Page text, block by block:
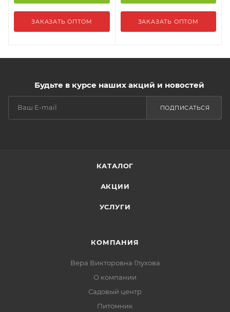
ЗАКАЗАТЬ ОПТОМ ЗАКАЗАТЬ ОПТОМ
Будьте в курсе наших акций и новостей
ПОДПИСАТЬСЯ
КАТАЛОГ
АКЦИИ
УСЛУГИ
КОМПАНИЯ
Вера Викторовна Глухова
О компании
Садовый центр
Питомник